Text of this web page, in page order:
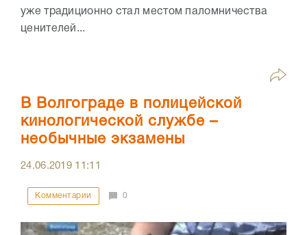
уже традиционно стал местом паломничества
ценителей...
В Волгограде в полицейской
кинологической службе –
необычные экзамены
24.06.2019 11:11
Комментарии 0